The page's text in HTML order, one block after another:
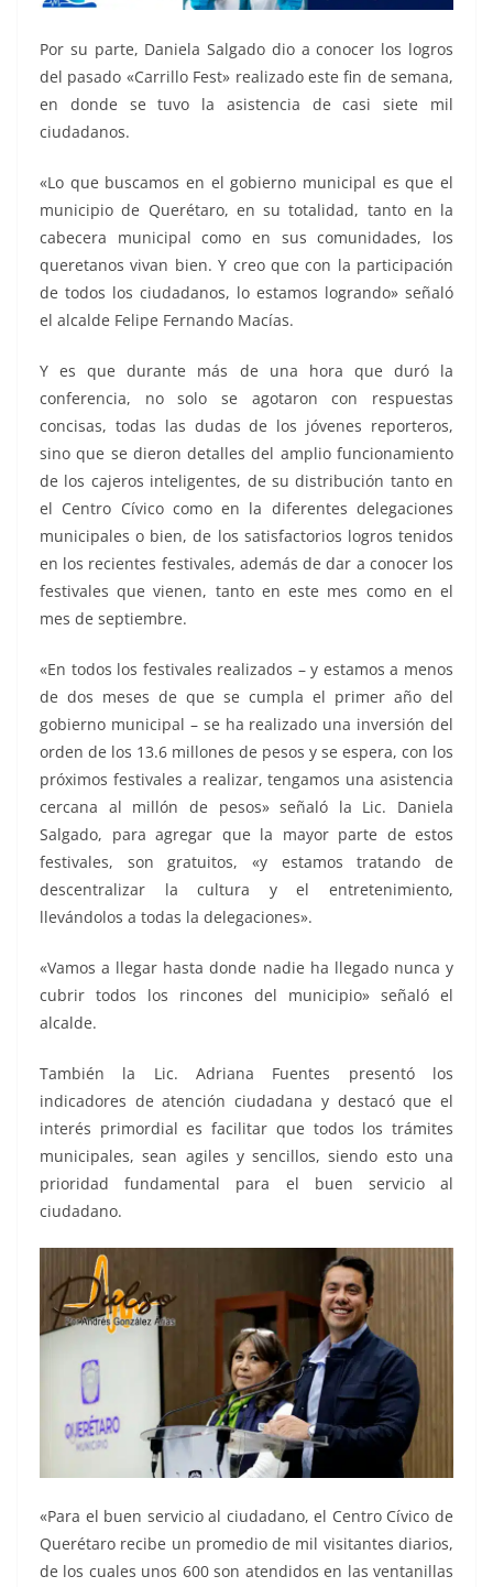
Por su parte, Daniela Salgado dio a conocer los logros
del pasado «Carrillo Fest» realizado este fin de semana,
en donde se tuvo la asistencia de casi siete mil
ciudadanos.
«Lo que buscamos en el gobierno municipal es que el
municipio de Querétaro, en su totalidad, tanto en la
cabecera municipal como en sus comunidades, los
queretanos vivan bien. Y creo que con la participación
de todos los ciudadanos, lo estamos logrando» señaló
el alcalde Felipe Fernando Macías.
Y es que durante más de una hora que duró la
conferencia, no solo se agotaron con respuestas
concisas, todas las dudas de los jóvenes reporteros,
sino que se dieron detalles del amplio funcionamiento
de los cajeros inteligentes, de su distribución tanto en
el Centro Cívico como en la diferentes delegaciones
municipales o bien, de los satisfactorios logros tenidos
en los recientes festivales, además de dar a conocer los
festivales que vienen, tanto en este mes como en el
mes de septiembre.
«En todos los festivales realizados – y estamos a menos
de dos meses de que se cumpla el primer año del
gobierno municipal – se ha realizado una inversión del
orden de los 13.6 millones de pesos y se espera, con los
próximos festivales a realizar, tengamos una asistencia
cercana al millón de pesos» señaló la Lic. Daniela
Salgado, para agregar que la mayor parte de estos
festivales, son gratuitos, «y estamos tratando de
descentralizar la cultura y el entretenimiento,
llevándolos a todas la delegaciones».
«Vamos a llegar hasta donde nadie ha llegado nunca y
cubrir todos los rincones del municipio» señaló el
alcalde.
También la Lic. Adriana Fuentes presentó los
indicadores de atención ciudadana y destacó que el
interés primordial es facilitar que todos los trámites
municipales, sean agiles y sencillos, siendo esto una
prioridad fundamental para el buen servicio al
ciudadano.
«Para el buen servicio al ciudadano, el Centro Cívico de
Querétaro recibe un promedio de mil visitantes diarios,
de los cuales unos 600 son atendidos en las ventanillas